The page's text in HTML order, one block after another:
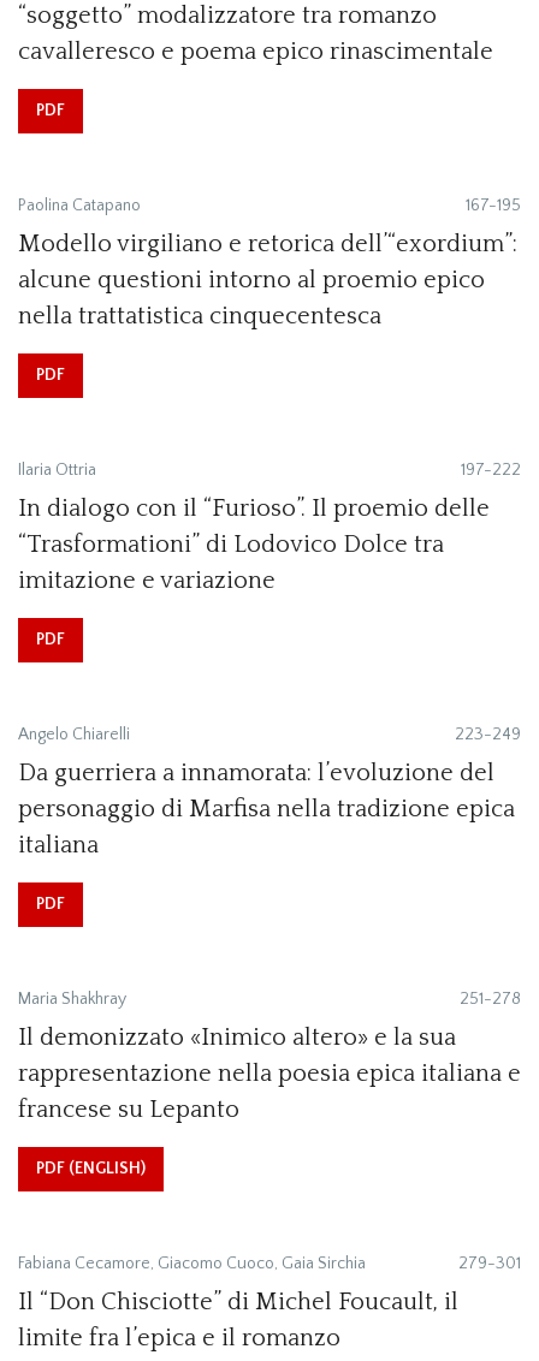
“soggetto” modalizzatore tra romanzo
cavalleresco e poema epico rinascimentale
PDF
Paolina Catapano 167-195
Modello virgiliano e retorica dell’“exordium”:
alcune questioni intorno al proemio epico
nella trattatistica cinquecentesca
PDF
Ilaria Ottria 197-222
In dialogo con il “Furioso”. Il proemio delle
“Trasformationi” di Lodovico Dolce tra
imitazione e variazione
PDF
Angelo Chiarelli 223-249
Da guerriera a innamorata: l’evoluzione del
personaggio di Marfisa nella tradizione epica
italiana
PDF
Maria Shakhray 251-278
Il demonizzato «Inimico altero» e la sua
rappresentazione nella poesia epica italiana e
francese su Lepanto
PDF (ENGLISH)
Fabiana Cecamore, Giacomo Cuoco, Gaia Sirchia 279-301
Il “Don Chisciotte” di Michel Foucault, il
limite fra l’epica e il romanzo